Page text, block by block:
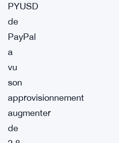
PYUSD
de
PayPal
a
vu
son
approvisionnement
augmenter
de